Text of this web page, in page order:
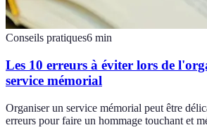
Conseils pratiques6 min
Les 10 erreurs à éviter lors de
service mémorial
Organiser un service mémorial peut être
erreurs pour faire un hommage touchant et